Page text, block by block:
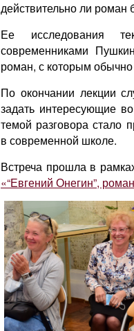
действительно ли
Ее исследования
современниками
роман, с которым
По окончании лекции
задать интересующие
темой разговора стало
в современной школе.
Встреча прошла в
«“Евгений Онегин”,